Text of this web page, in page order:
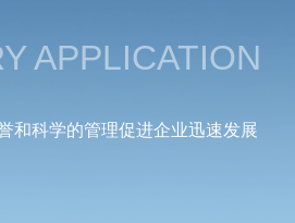
APPLICATION
和科学的管理促进企业迅速发展